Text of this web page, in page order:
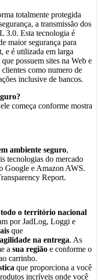
totalmente protegida
a transmissão dos
3.0. Esta tecnologia é
maior segurança para
e é utilizada em larga
possuem sites na Web e
clientes como numero de
inclusive de bancos.
começa conforme mostra
ambiente seguro,
tecnologias do mercado
Google e Amazon AWS.
Report.
todo o território nacional
por JadLog, Loggi e
que
na entrega. As
a sua região e conforme o
carrinho.
que proporciona a você
incríveis onde você